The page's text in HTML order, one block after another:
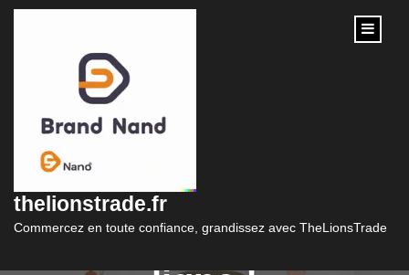
content
thelionstrade.fr
Commercez en toute confiance, grandissez avec TheLionsTrade
Créer son site de
vente : Lancez-vous
dans le commerce en